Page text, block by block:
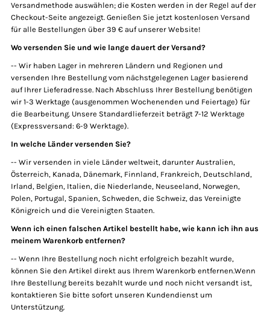
Versandmethode auswählen; die Kosten werden in der Regel auf der
Checkout-Seite angezeigt. Genießen Sie jetzt kostenlosen Versand
für alle Bestellungen über 39 € auf unserer Website!
Wo versenden Sie und wie lange dauert der Versand?
-- Wir haben Lager in mehreren Ländern und Regionen und
versenden Ihre Bestellung vom nächstgelegenen Lager basierend
auf Ihrer Lieferadresse. Nach Abschluss Ihrer Bestellung benötigen
wir 1-3 Werktage (ausgenommen Wochenenden und Feiertage) für
die Bearbeitung. Unsere Standardlieferzeit beträgt 7-12 Werktage
(Expressversand: 6-9 Werktage).
In welche Länder versenden Sie?
-- Wir versenden in viele Länder weltweit, darunter Australien,
Österreich, Kanada, Dänemark, Finnland, Frankreich, Deutschland,
Irland, Belgien, Italien, die Niederlande, Neuseeland, Norwegen,
Polen, Portugal, Spanien, Schweden, die Schweiz, das Vereinigte
Königreich und die Vereinigten Staaten.
Wenn ich einen falschen Artikel bestellt habe, wie kann ich ihn aus
meinem Warenkorb entfernen?
-- Wenn Ihre Bestellung noch nicht erfolgreich bezahlt wurde,
können Sie den Artikel direkt aus Ihrem Warenkorb entfernen.Wenn
Ihre Bestellung bereits bezahlt wurde und noch nicht versandt ist,
kontaktieren Sie bitte sofort unseren Kundendienst um
Unterstützung.